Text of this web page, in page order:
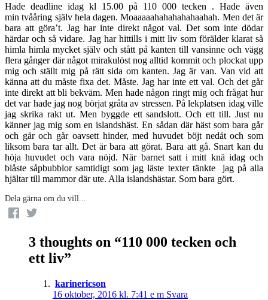
Hade deadline idag kl 15.00 på 110 000 tecken . Hade även
min tvååring själv hela dagen. Moaaaaahahahahahaahah. Men det är
bara att göra’t. Jag har inte direkt något val. Det som inte dödar
härdar och så vidare. Jag har hittills i mitt liv som förälder klarat så
himla himla mycket själv och stått på kanten till vansinne och vägg
flera gånger där något mirakulöst nog alltid kommit och plockat upp
mig och ställt mig på rätt sida om kanten. Jag är van. Van vid att
känna att du måste fixa det. Måste. Jag har inte ett val. Och det går
inte direkt att bli bekväm. Men hade någon ringt mig och frågat hur
det var hade jag nog börjat gråta av stressen. På lekplatsen idag ville
jag skrika rakt ut. Men byggde ett sandslott. Och ett till. Just nu
känner jag mig som en islandshäst. En sådan där häst som bara går
och går och går oavsett hinder, med huvudet böjt nedåt och som
liksom bara tar allt. Det är bara att görat. Bara att gå. Snart kan du
höja huvudet och vara nöjd. När barnet satt i mitt knä idag och
blåste såpbubblor samtidigt som jag läste texter tänkte jag på alla
hjältar till mammor där ute. Alla islandshästar. Som bara gört.
Dela gärna om du vill...
3 thoughts on “110 000 tecken och
ett liv”
karinericson
16 oktober, 2016 kl. 7:41 e m Svara